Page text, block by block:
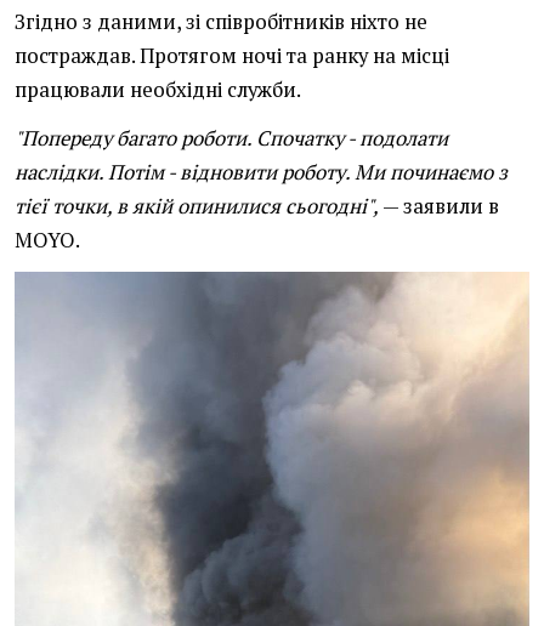
Згідно з даними, зі співробітників ніхто не
постраждав. Протягом ночі та ранку на місці
працювали необхідні служби.
"Попереду багато роботи. Спочатку - подолати
наслідки. Потім - відновити роботу. Ми починаємо з
тієї точки, в якій опинилися сьогодні", — заявили в
MOYO.